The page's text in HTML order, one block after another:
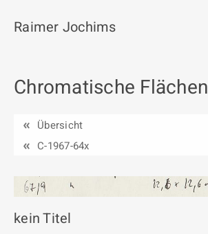
Start
Werkgruppen / Work groups
Ausstellungen
Vita
Raimer Jochims
Chromatische Flächen
Übersicht
C-1967-64x
kein Titel